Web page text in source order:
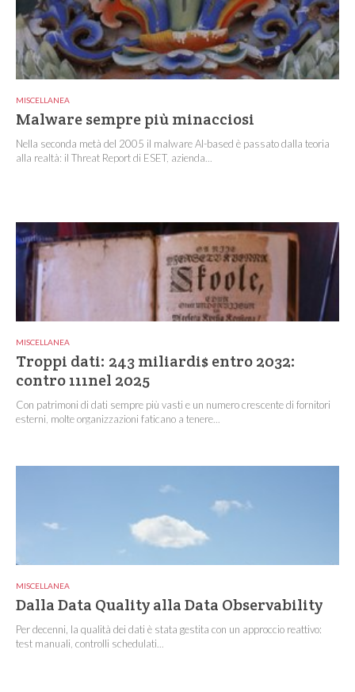
MISCELLANEA
Malware sempre più minacciosi
Nella seconda metà del 2005 il malware AI-based è passato dalla teoria
alla realtà: il Threat Report di ESET, azienda...
MISCELLANEA
Troppi dati: 243 miliardi$ entro 2032:
contro 111nel 2025
Con patrimoni di dati sempre più vasti e un numero crescente di fornitori
esterni, molte organizzazioni faticano a tenere...
MISCELLANEA
Dalla Data Quality alla Data Observability
Per decenni, la qualità dei dati è stata gestita con un approccio reattivo:
test manuali, controlli schedulati...